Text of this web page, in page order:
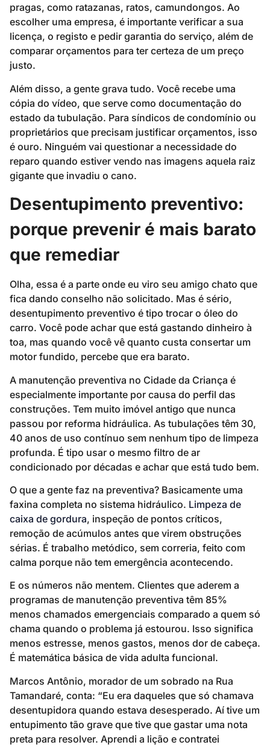
pragas, como ratazanas, ratos, camundongos. Ao
escolher uma empresa, é importante verificar a sua
licença, o registo e pedir garantia do serviço, além de
comparar orçamentos para ter certeza de um preço
justo.
Além disso, a gente grava tudo. Você recebe uma
cópia do vídeo, que serve como documentação do
estado da tubulação. Para síndicos de condomínio ou
proprietários que precisam justificar orçamentos, isso
é ouro. Ninguém vai questionar a necessidade do
reparo quando estiver vendo nas imagens aquela raiz
gigante que invadiu o cano.
Desentupimento preventivo:
porque prevenir é mais barato
que remediar
Olha, essa é a parte onde eu viro seu amigo chato que
fica dando conselho não solicitado. Mas é sério,
desentupimento preventivo é tipo trocar o óleo do
carro. Você pode achar que está gastando dinheiro à
toa, mas quando você vê quanto custa consertar um
motor fundido, percebe que era barato.
A manutenção preventiva no Cidade da Criança é
especialmente importante por causa do perfil das
construções. Tem muito imóvel antigo que nunca
passou por reforma hidráulica. As tubulações têm 30,
40 anos de uso contínuo sem nenhum tipo de limpeza
profunda. É tipo usar o mesmo filtro de ar
condicionado por décadas e achar que está tudo bem.
O que a gente faz na preventiva? Basicamente uma
faxina completa no sistema hidráulico. Limpeza de
caixa de gordura, inspeção de pontos críticos,
remoção de acúmulos antes que virem obstruções
sérias. É trabalho metódico, sem correria, feito com
calma porque não tem emergência acontecendo.
E os números não mentem. Clientes que aderem a
programas de manutenção preventiva têm 85%
menos chamados emergenciais comparado a quem só
chama quando o problema já estourou. Isso significa
menos estresse, menos gastos, menos dor de cabeça.
É matemática básica de vida adulta funcional.
Marcos Antônio, morador de um sobrado na Rua
Tamandaré, conta: “Eu era daqueles que só chamava
desentupidora quando estava desesperado. Aí tive um
entupimento tão grave que tive que gastar uma nota
preta para resolver. Aprendi a lição e contratei